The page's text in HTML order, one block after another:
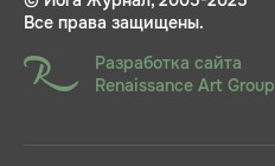
Все права защищены.
Разработка сайта
Renaissance Art Group